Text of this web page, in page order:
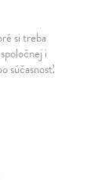
si treba
i
súčasnosť.